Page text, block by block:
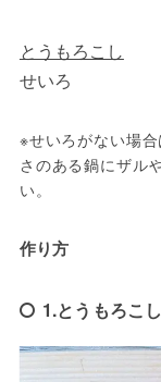
とうもろこし
せいろ
※せいろがない場
さのある鍋にザル
い。
作り方
1.とうもろこ